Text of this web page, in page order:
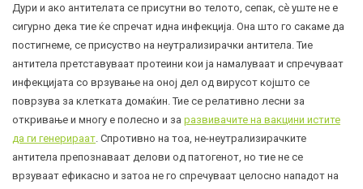
Дури и ако антителата се присутни во телото, сепак, сè уште не е
сигурно дека тие ќе спречат идна инфекција. Она што го сакаме да
постигнеме, се присуство на неутрализирачки антитела. Тие
антитела претставуваат протеини кои ја намалуваат и спречуваат
инфекцијата со врзување на оној дел од вирусот којшто се
поврзува за клетката домаќин. Тие се релативно лесни за
откривање и многу е полесно и за развивачите на вакцини истите
да ги генерираат . Спротивно на тоа, не-неутрализирачките
антитела препознаваат делови од патогенот, но тие не се
врзуваат ефикасно и затоа не го спречуваат целосно нападот на